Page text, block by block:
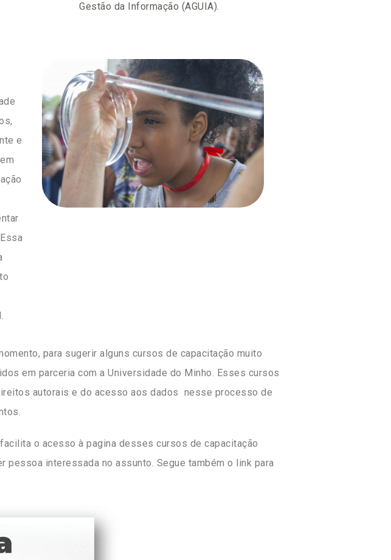
Gestão da Informação (AGUIA).
e
para sugerir alguns cursos de capacitação muito
em parceria com a Universidade do Minho. Esses cursos
autorais e do acesso aos dados nesse processo de
o acesso à pagina desses cursos de capacitação
interessada no assunto. Segue também o link para